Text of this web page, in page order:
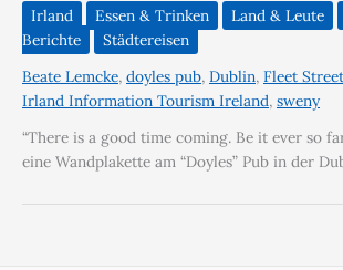
Irland Essen & Trinken Land & Leute
Berichte
Städtereisen
Beate Lemcke, doyles pub, Dublin, Fleet Street
Irland Information Tourism Ireland, sweny
“There is a good time coming. Be it ever so
eine Wandplakette am “Doyles” Pub in der